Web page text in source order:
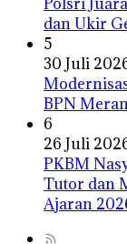
dan Ukir
5
30 Juli
BPN
6
26 Juli
PKBM
Tutor dan
Ajaran